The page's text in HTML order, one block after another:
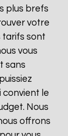
plus brefs
votre
tarifs sont
vous
sans
convient le
Nous
offrons